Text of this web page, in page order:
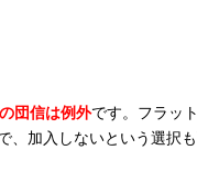
団信は例外です。フラッ
加入しないという選択も